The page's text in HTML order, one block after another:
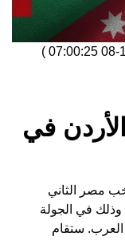
)
في
مصر الثاني
وذلك في الجولة
ستقام